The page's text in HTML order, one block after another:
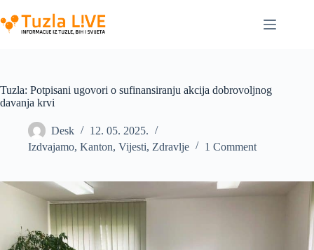
to
content
Tuzla: Potpisani ugovori o sufinansiranju akcija dobrovoljnog
davanja krvi
Desk
12. 05. 2025.
Izdvajamo, Kanton, Vijesti, Zdravlje 1 Comment